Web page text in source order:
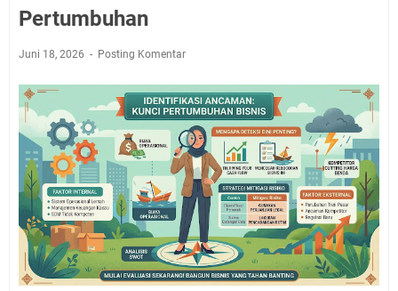
Pertumbuhan
Juni 18, 2026 Posting Komentar